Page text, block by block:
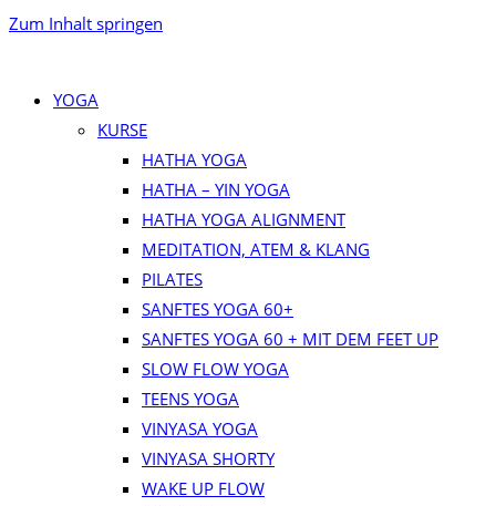
Zum Inhalt springen
YOGA
KURSE
HATHA YOGA
HATHA – YIN YOGA
HATHA YOGA ALIGNMENT
MEDITATION, ATEM & KLANG
PILATES
SANFTES YOGA 60+
SANFTES YOGA 60 + MIT DEM FEET UP
SLOW FLOW YOGA
TEENS YOGA
VINYASA YOGA
VINYASA SHORTY
WAKE UP FLOW